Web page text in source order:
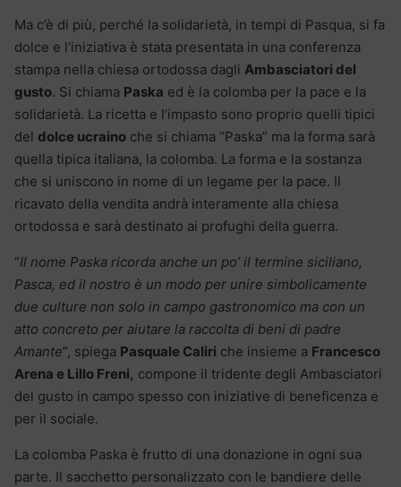
Ma c’è di più, perché la solidarietà, in tempi di Pasqua, si fa
dolce e l’iniziativa è stata presentata in una conferenza
stampa nella chiesa ortodossa dagli Ambasciatori del
gusto. Si chiama Paska ed è la colomba per la pace e la
solidarietà. La ricetta e l’impasto sono proprio quelli tipici
del dolce ucraino che si chiama “Paska” ma la forma sarà
quella tipica italiana, la colomba. La forma e la sostanza
che si uniscono in nome di un legame per la pace. Il
ricavato della vendita andrà interamente alla chiesa
ortodossa e sarà destinato ai profughi della guerra.
“Il nome Paska ricorda anche un po’ il termine siciliano,
Pasca, ed il nostro è un modo per unire simbolicamente
due culture non solo in campo gastronomico ma con un
atto concreto per aiutare la raccolta di beni di padre
Amante”, spiega Pasquale Caliri che insieme a Francesco
Arena e Lillo Freni, compone il tridente degli Ambasciatori
del gusto in campo spesso con iniziative di beneficenza e
per il sociale.
La colomba Paska è frutto di una donazione in ogni sua
parte. Il sacchetto personalizzato con le bandiere delle